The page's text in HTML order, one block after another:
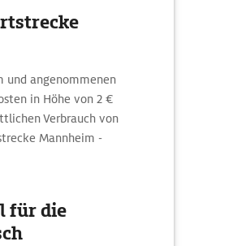
und angenommenen
in Höhe von 2 €
Verbrauch von
Mannheim -
für die